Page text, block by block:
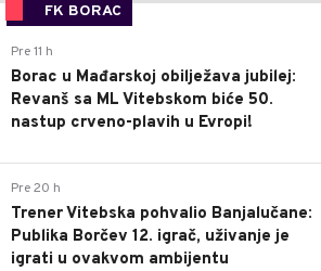
FK BORAC
Pre 11 h
Borac u Mađarskoj obilježava jubilej:
Revanš sa ML Vitebskom biće 50.
nastup crveno-plavih u Evropi!
Pre 20 h
Trener Vitebska pohvalio Banjalučane:
Publika Borčev 12. igrač, uživanje je
igrati u ovakvom ambijentu